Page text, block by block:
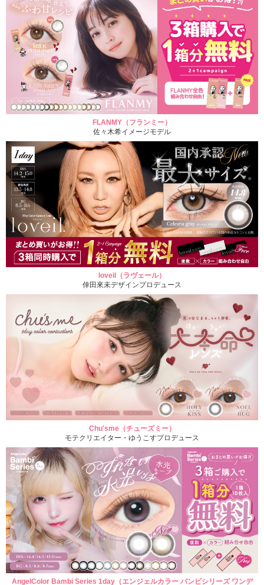
FLANMY（フランミー）
佐々木希イメージモデル
loveil（ラヴェール）
倖田來未デザインプロデュース
Chu'sme（チューズミー）
モテクリエイター・ゆうこすプロデュース
AngelColor Bambi Series 1day（エンジェルカラー バンビシリーズ ワンデ